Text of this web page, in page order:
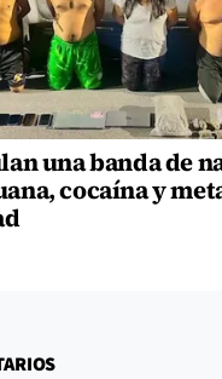
una banda de
cocaína y